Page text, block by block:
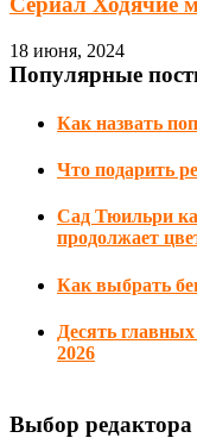
18 июня, 2024
Популярные
Как назвать
Что подарить
Сад Тюильри
продолжает
Как выбрать
Десять
2026
Выбор редактора